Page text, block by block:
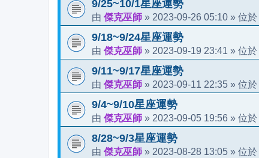
9/25~10/1星座運勢
由 傑克巫師 » 2023-09-26 05:10 » 位於
9/18~9/24星座運勢
由 傑克巫師 » 2023-09-19 23:41 » 位於
9/11~9/17星座運勢
由 傑克巫師 » 2023-09-11 22:35 » 位於
9/4~9/10星座運勢
由 傑克巫師 » 2023-09-05 19:56 » 位於
8/28~9/3星座運勢
由 傑克巫師 » 2023-08-28 13:05 » 位於